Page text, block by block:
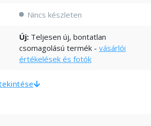
Nincs készleten
Új: Teljesen új, bontatlan
csomagolású termék - vásárlói
értékelések és fotók